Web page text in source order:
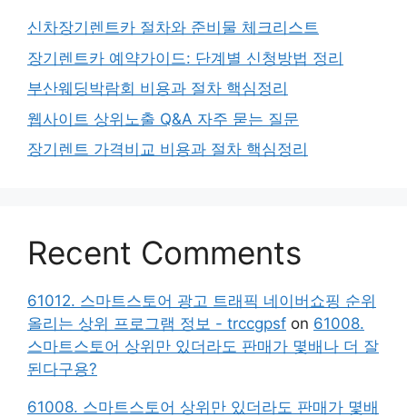
신차장기렌트카 절차와 준비물 체크리스트
장기렌트카 예약가이드: 단계별 신청방법 정리
부산웨딩박람회 비용과 절차 핵심정리
웹사이트 상위노출 Q&A 자주 묻는 질문
장기렌트 가격비교 비용과 절차 핵심정리
Recent Comments
61012. 스마트스토어 광고 트래픽 네이버쇼핑 순위
올리는 상위 프로그램 정보 - trccgpsf on 61008.
스마트스토어 상위만 있더라도 판매가 몇배나 더 잘
된다구용?
61008. 스마트스토어 상위만 있더라도 판매가 몇배